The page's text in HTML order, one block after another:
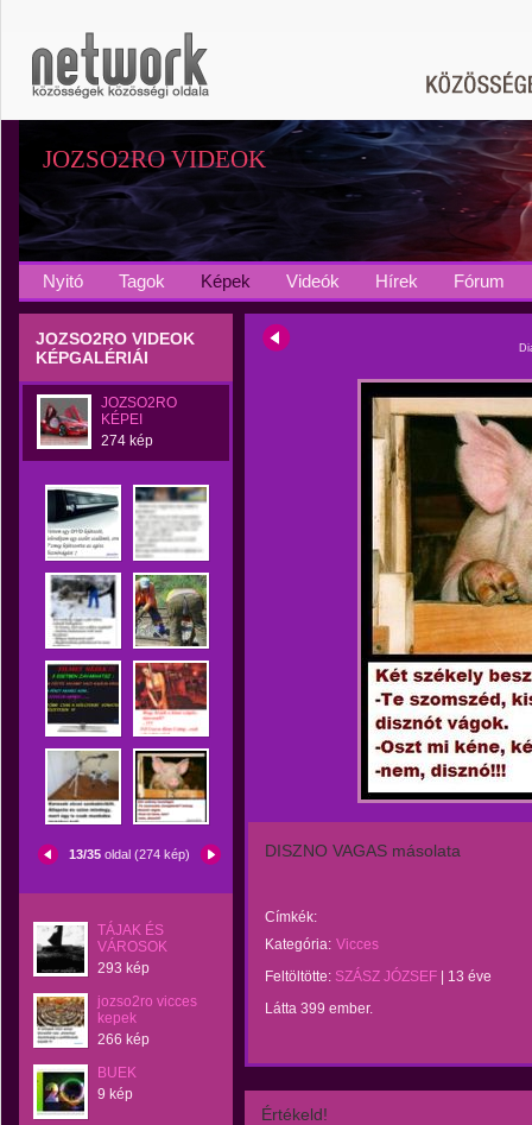
JOZSO2RO VIDEOK
Nyitó Tagok Képek Videók Hírek Fórum
JOZSO2RO VIDEOK
KÉPGALÉRIÁI
JOZSO2RO
KÉPEI
274 kép
13/35 oldal (274 kép)
TÁJAK ÉS
VÁROSOK
293 kép
jozso2ro vicces
kepek
266 kép
BUEK
9 kép
DISZNO VAGAS másolata
Címkék:
Kategória: Vicces
Feltöltötte: SZÁSZ JÓZSEF
13 éve
Látta 399 ember.
Értékeld!